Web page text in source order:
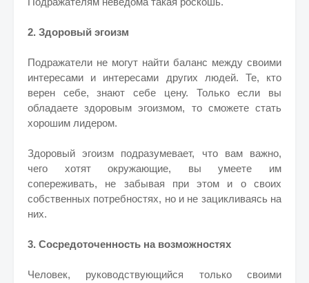
2. Здоровый эгоизм
Подражатели не могут найти баланс между своими
интересами и интересами других людей. Те, кто
верен себе, знают себе цену. Только если вы
обладаете здоровым эгоизмом, то сможете стать
хорошим лидером.
Здоровый эгоизм подразумевает, что вам важно,
чего хотят окружающие, вы умеете им
сопереживать, не забывая при этом и о своих
собственных потребностях, но и не зацикливаясь на
них.
3. Сосредоточенность на возможностях
Человек, руководствующийся только своими